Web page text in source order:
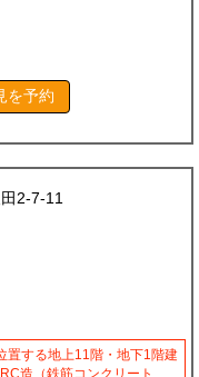
を予約
2-7-11
置する地上11階・地下1階建
造（鉄筋コンクリート